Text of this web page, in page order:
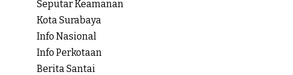
Seputar Keamanan
Kota Surabaya
Info Nasional
Info Perkotaan
Berita Santai